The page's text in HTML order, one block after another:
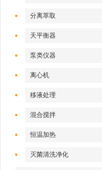
分离萃取
天平衡器
泵类仪器
离心机
移液处理
混合搅拌
恒温加热
灭菌清洗净化